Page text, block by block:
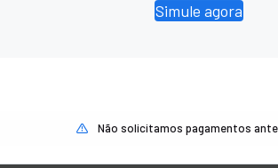
Simule agora
Não solicitamos pagamentos